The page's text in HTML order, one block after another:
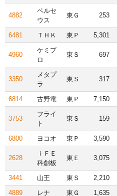
4882
ペルセ
ウス
東Ｇ 253
6481 ＴＨＫ 東Ｐ 5,301
4960
ケミプ
ロ
東Ｓ 697
3350
メタプ
ラ
東Ｓ 317
6814 古野電 東Ｐ 7,150
3753
フライ
ト
東Ｓ 159
6800 ヨコオ 東Ｐ 3,590
2628
ｉＦＥ
科創板
東Ｅ 3,075
3441 山王 東Ｓ 2,210
4889
レナ 東Ｇ 1,635